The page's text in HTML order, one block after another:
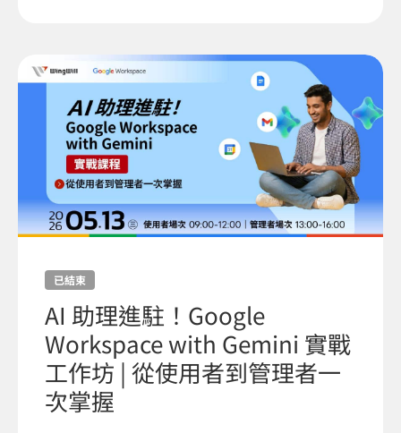
已結束
AI 助理進駐！Google
Workspace with Gemini 實戰
工作坊 | 從使用者到管理者一
次掌握